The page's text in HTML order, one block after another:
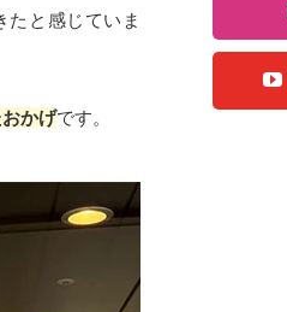
たと感じていま
かげです。